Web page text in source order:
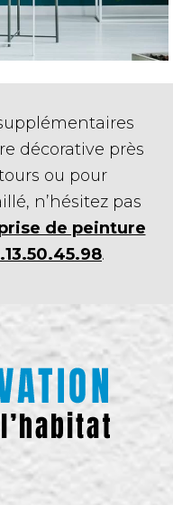
décorative près
ou pour
n’hésitez pas
de peinture
.